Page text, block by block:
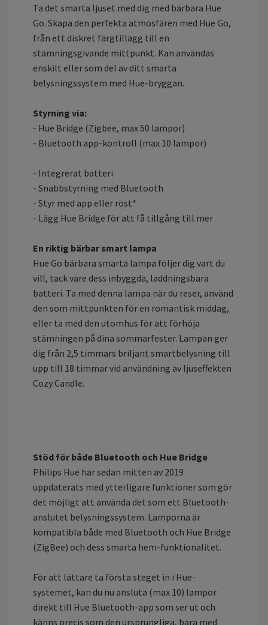
Ta det smarta ljuset med dig med bärbara Hue
Go. Skapa den perfekta atmosfären med Hue Go,
från ett diskret färgtillägg till en
stämningsgivande mittpunkt. Kan användas
enskilt eller som del av ditt smarta
belysningssystem med Hue-bryggan.
Styrning via:
- Hue Bridge (Zigbee, max 50 lampor)
- Bluetooth app-kontroll (max 10 lampor)
- Integrerat batteri
- Snabbstyrning med Bluetooth
- Styr med app eller röst*
- Lägg Hue Bridge för att få tillgång till mer
En riktig bärbar smart lampa
Hue Go bärbara smarta lampa följer dig vart du
vill, tack vare dess inbyggda, laddningsbara
batteri. Ta med denna lampa när du reser, använd
den som mittpunkten för en romantisk middag,
eller ta med den utomhus för att förhöja
stämningen på dina sommarfester. Lampan ger
dig från 2,5 timmars briljant smartbelysning till
upp till 18 timmar vid användning av ljuseffekten
Cozy Candle.
Stöd för både Bluetooth och Hue Bridge
Philips Hue har sedan mitten av 2019
uppdaterats med ytterligare funktioner som gör
det möjligt att använda det som ett Bluetooth-
anslutet belysningssystem. Lamporna är
kompatibla både med Bluetooth och Hue Bridge
(ZigBee) och dess smarta hem-funktionalitet.
För att lättare ta första steget in i Hue-
systemet, kan du nu ansluta (max 10) lampor
direkt till Hue Bluetooth-app som ser ut och
känns precis som den ursprungliga, bara med